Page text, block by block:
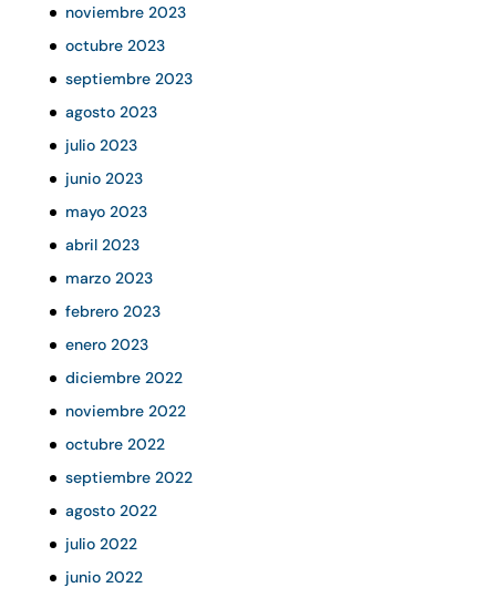
noviembre 2023
octubre 2023
septiembre 2023
agosto 2023
julio 2023
junio 2023
mayo 2023
abril 2023
marzo 2023
febrero 2023
enero 2023
diciembre 2022
noviembre 2022
octubre 2022
septiembre 2022
agosto 2022
julio 2022
junio 2022